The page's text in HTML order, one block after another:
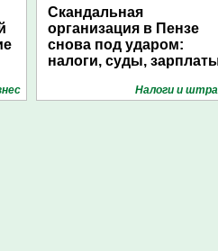
Скандальная
организация в Пензе
снова под ударом:
налоги, суды,
Налоги и